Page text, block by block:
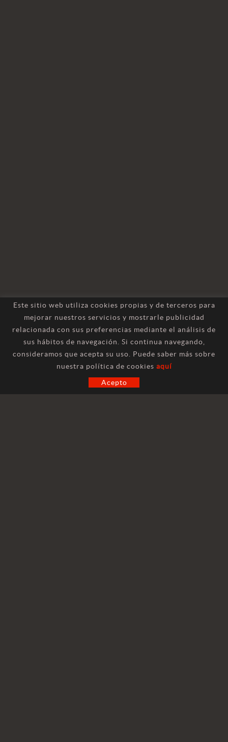
CONTACTO
INFORMACIÓN GENERAL
Este sitio web utiliza cookies propias y de terceros para
mejorar nuestros servicios y mostrarle publicidad
relacionada con sus preferencias mediante el análisis de
sus hábitos de navegación. Si continua navegando,
consideramos que acepta su uso. Puede saber más sobre
nuestra política de cookies aquí
Acepto